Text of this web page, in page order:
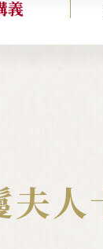
義
夫人